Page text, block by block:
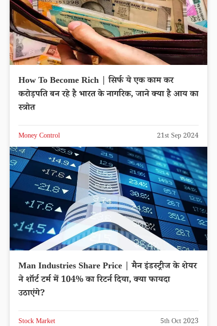
How To Become Rich | सिर्फ ये एक काम कर
करोड़पति बन रहे है भारत के नागरिक, जाने क्या है आय का
स्त्रोत
Money Control 21st Sep 2024
Man Industries Share Price | मैन इंडस्ट्रीज के शेयर
ने शॉर्ट टर्म में 104% का रिटर्न दिया, क्या फायदा
उठाएंगे?
Stock Market 5th Oct 2023